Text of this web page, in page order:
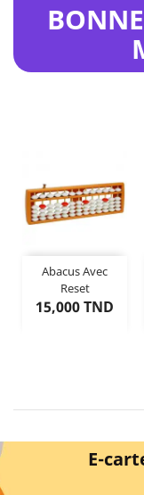
Abacus Avec
Reset
Price
15,000 TND
Dernierarticle restant
E-